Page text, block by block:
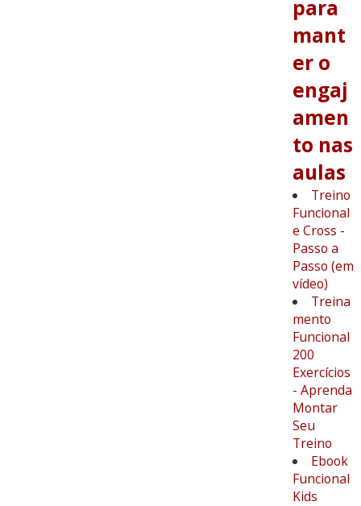
para
mant
er o
engaj
amen
to nas
aulas
Treino
Funcional
e Cross -
Passo a
Passo (em
vídeo)
Treina
mento
Funcional
200
Exercícios
- Aprenda
Montar
Seu
Treino
Ebook
Funcional
Kids